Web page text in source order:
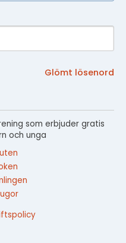
Glömt lösenord
som erbjuder gratis
och unga